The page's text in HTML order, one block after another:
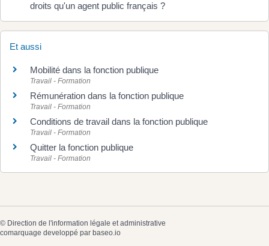
droits qu'un agent public français ?
Et aussi
Mobilité dans la fonction publique
Travail - Formation
Rémunération dans la fonction publique
Travail - Formation
Conditions de travail dans la fonction publique
Travail - Formation
Quitter la fonction publique
Travail - Formation
© Direction de l'information légale et administrative
comarquage developpé par baseo.io